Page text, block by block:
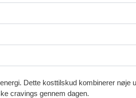
Dette kosttilskud kombinerer nøje
cravings gennem dagen.